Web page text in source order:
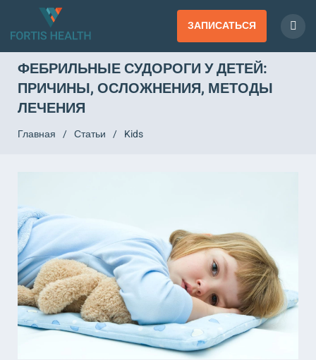
ЗАПИСАТЬСЯ
ФЕБРИЛЬНЫЕ СУДОРОГИ У ДЕТЕЙ:
ПРИЧИНЫ, ОСЛОЖНЕНИЯ, МЕТОДЫ
ЛЕЧЕНИЯ
Главная / Статьи / Kids